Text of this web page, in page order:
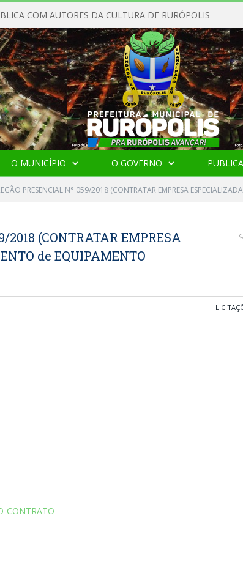
COM AUTORES DA CULTURA DE RURÓPOLIS
O MUNICÍPIO O GOVERNO
PRESENCIAL N° 059/2018 (CONTRATAR EMPRESA
2018 (CONTRATAR EMPRESA
de EQUIPAMENTO
CONTRATO